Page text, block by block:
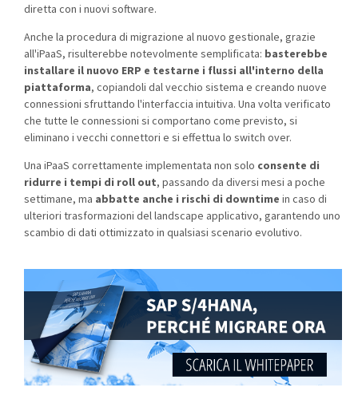
diretta con i nuovi software.
Anche la procedura di migrazione al nuovo gestionale, grazie
all'iPaaS, risulterebbe notevolmente semplificata: basterebbe
installare il nuovo ERP e testarne i flussi all'interno della
piattaforma, copiandoli dal vecchio sistema e creando nuove
connessioni sfruttando l'interfaccia intuitiva. Una volta verificato
che tutte le connessioni si comportano come previsto, si
eliminano i vecchi connettori e si effettua lo switch over.
Una iPaaS correttamente implementata non solo consente di
ridurre i tempi di roll out, passando da diversi mesi a poche
settimane, ma abbatte anche i rischi di downtime in caso di
ulteriori trasformazioni del landscape applicativo, garantendo uno
scambio di dati ottimizzato in qualsiasi scenario evolutivo.